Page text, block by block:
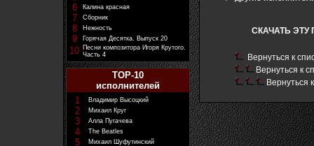
6 Калина красная
7 Сборник
8 Нежность
9 Горячая Десятка. Выпуск 20
10 Песни композитора Игоря Крутого.
Часть 4
TOP-10
исполнителей
1
Владимир Высоцкий
2 Михаил Круг
3 Алла Пугачева
4 The Beatles
5 Михаил Шуфутинский
СКАЧАТЬ ЭТУ
Вернуться к
Вернуться к
Вернуться